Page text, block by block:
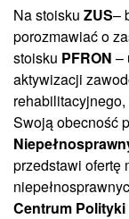
Na stoisku ZUS–
porozmawiać o
stoisku PFRON –
aktywizacji
Swoją obecność
przedstawi ofertę
Centrum